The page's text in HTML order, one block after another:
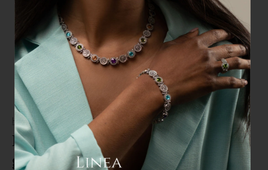
Home > CULTURA E SPETTACOLO
MGFF, "Domani è un altro
giorno" l'amicizia tragicomica